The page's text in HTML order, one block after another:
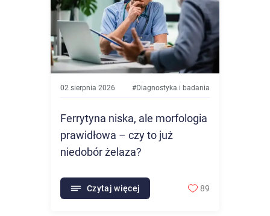
02 sierpnia 2026 #Diagnostyka i badania
Ferrytyna niska, ale morfologia
prawidłowa – czy to już
niedobór żelaza?
Czytaj więcej 89